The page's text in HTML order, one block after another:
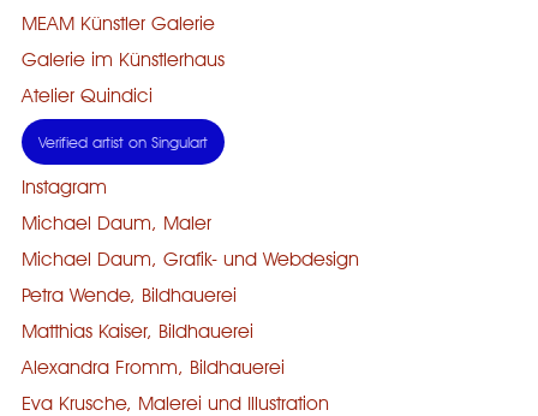
MEAM Künstler Galerie
Galerie im Künstlerhaus
Atelier Quindici
Verified artist on Singulart
Instagram
Michael Daum, Maler
Michael Daum, Grafik- und Webdesign
Petra Wende, Bildhauerei
Matthias Kaiser, Bildhauerei
Alexandra Fromm, Bildhauerei
Eva Krusche, Malerei und Illustration